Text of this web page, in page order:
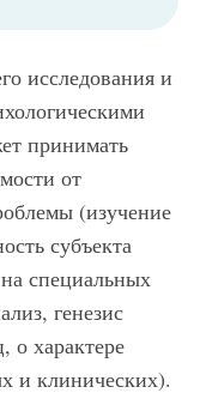
исследования и
принимать
от
(изучение
субъекта
специальных
генезис
о характере
и клинических).